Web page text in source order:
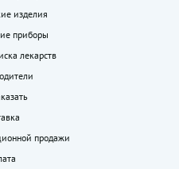
изделия
приборы
лекарств
продажи